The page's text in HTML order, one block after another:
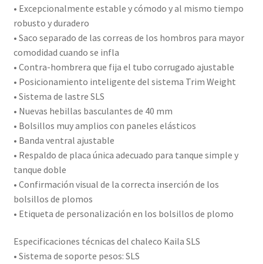
• Excepcionalmente estable y cómodo y al mismo tiempo
robusto y duradero
• Saco separado de las correas de los hombros para mayor
comodidad cuando se infla
• Contra-hombrera que fija el tubo corrugado ajustable
• Posicionamiento inteligente del sistema Trim Weight
• Sistema de lastre SLS
• Nuevas hebillas basculantes de 40 mm
• Bolsillos muy amplios con paneles elásticos
• Banda ventral ajustable
• Respaldo de placa única adecuado para tanque simple y
tanque doble
• Confirmación visual de la correcta inserción de los
bolsillos de plomos
• Etiqueta de personalización en los bolsillos de plomo
Especificaciones técnicas del chaleco Kaila SLS
• Sistema de soporte pesos: SLS